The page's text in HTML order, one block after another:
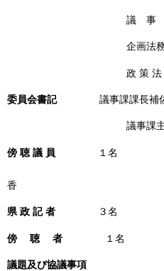
議 事 課
企画法務課長
政 策 法 務
委員会書記 議事課課長補
議事課主
傍 聴 議 員 １名
山
香
県 政 記 者 ３名
傍 聴 者 １名
議題及び協議事項